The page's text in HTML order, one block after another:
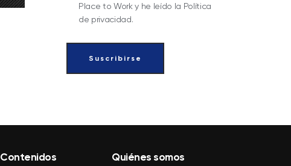
Place to Work y he leído la Política
de privacidad.
Contenidos Quiénes somos